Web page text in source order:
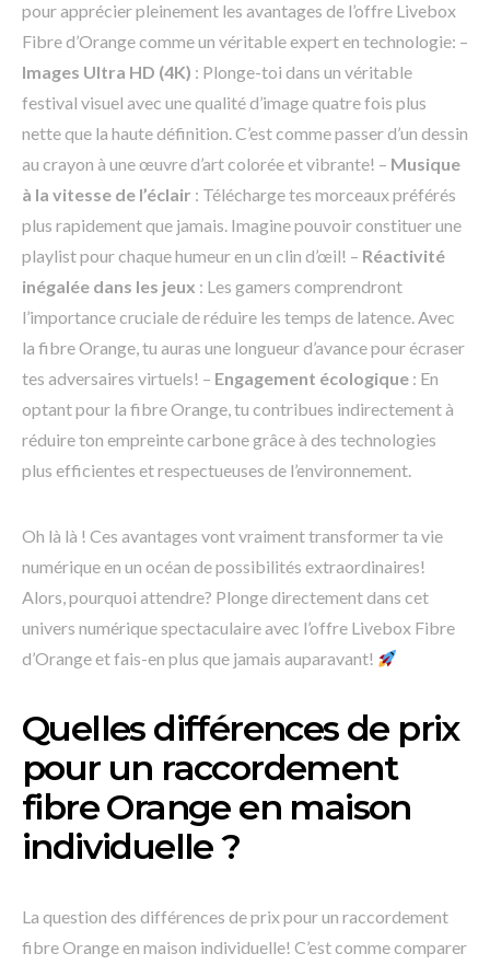
pour apprécier pleinement les avantages de l’offre Livebox
Fibre d’Orange comme un véritable expert en technologie: –
Images Ultra HD (4K) : Plonge-toi dans un véritable
festival visuel avec une qualité d’image quatre fois plus
nette que la haute définition. C’est comme passer d’un dessin
au crayon à une œuvre d’art colorée et vibrante! – Musique
à la vitesse de l’éclair : Télécharge tes morceaux préférés
plus rapidement que jamais. Imagine pouvoir constituer une
playlist pour chaque humeur en un clin d’œil! – Réactivité
inégalée dans les jeux : Les gamers comprendront
l’importance cruciale de réduire les temps de latence. Avec
la fibre Orange, tu auras une longueur d’avance pour écraser
tes adversaires virtuels! – Engagement écologique : En
optant pour la fibre Orange, tu contribues indirectement à
réduire ton empreinte carbone grâce à des technologies
plus efficientes et respectueuses de l’environnement.
Oh là là ! Ces avantages vont vraiment transformer ta vie
numérique en un océan de possibilités extraordinaires!
Alors, pourquoi attendre? Plonge directement dans cet
univers numérique spectaculaire avec l’offre Livebox Fibre
d’Orange et fais-en plus que jamais auparavant!
Quelles différences de prix
pour un raccordement
fibre Orange en maison
individuelle ?
La question des différences de prix pour un raccordement
fibre Orange en maison individuelle! C’est comme comparer